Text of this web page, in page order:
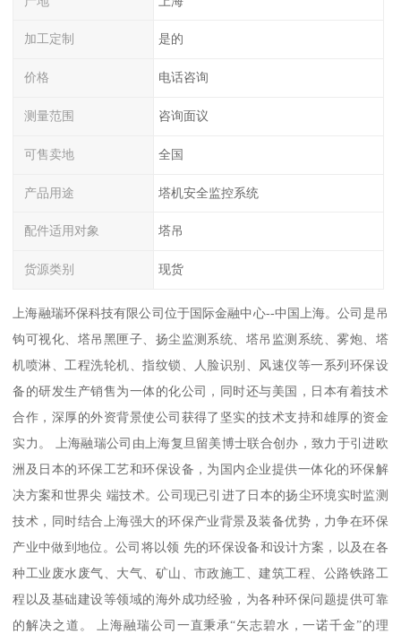
加工定制 是的
价格 电话咨询
测量范围 咨询面议
可售卖地 全国
产品用途 塔机安全监控系统
配件适用对象 塔吊
货源类别 现货
上海融瑞环保科技有限公司位于国际金融中心--中国上海。公司是吊
钩可视化、塔吊黑匣子、扬尘监测系统、塔吊监测系统、雾炮、塔
机喷淋、工程洗轮机、指纹锁、人脸识别、风速仪等一系列环保设
备的研发生产销售为一体的化公司，同时还与美国，日本有着技术
合作，深厚的外资背景使公司获得了坚实的技术支持和雄厚的资金
实力。 上海融瑞公司由上海复旦留美博士联合创办，致力于引进欧
洲及日本的环保工艺和环保设备，为国内企业提供一体化的环保解
决方案和世界尖 端技术。公司现已引进了日本的扬尘环境实时监测
技术，同时结合上海强大的环保产业背景及装备优势，力争在环保
产业中做到地位。公司将以领 先的环保设备和设计方案，以及在各
种工业废水废气、大气、矿山、市政施工、建筑工程、公路铁路工
程以及基础建设等领域的海外成功经验，为各种环保问题提供可靠
的解决之道。 上海融瑞公司一直秉承“矢志碧水，一诺千金”的理